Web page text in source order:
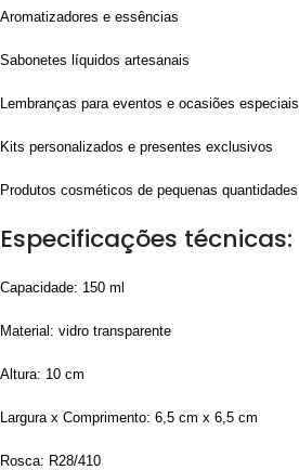
Aromatizadores e essências
Sabonetes líquidos artesanais
Lembranças para eventos e ocasiões especiais
Kits personalizados e presentes exclusivos
Produtos cosméticos de pequenas quantidades
Especificações técnicas:
Capacidade: 150 ml
Material: vidro transparente
Altura: 10 cm
Largura x Comprimento: 6,5 cm x 6,5 cm
Rosca: R28/410